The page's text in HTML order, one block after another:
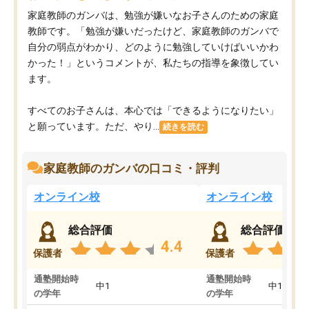
家庭教師のガンバは、勉強が嫌いなお子さんのための家庭
教師です。「勉強が嫌いだったけど、家庭教師のガンバで
自分の弱点がわかり、どのように勉強していけばいいかわ
かった！」というコメントが、私たちの指導を象徴してい
ます。
すべてのお子さんは、本心では「できるようになりたい」
と願っています。ただ、やり...
続きを読む
家庭教師のガンバの口コミ・評判
オンライン校
保護者
総合評価
4.4
通塾開始時
の学年
中1
オンライン校
保護者
総合評価
通塾開始時
の学年
中1